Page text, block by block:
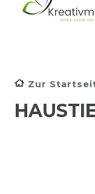
Zur